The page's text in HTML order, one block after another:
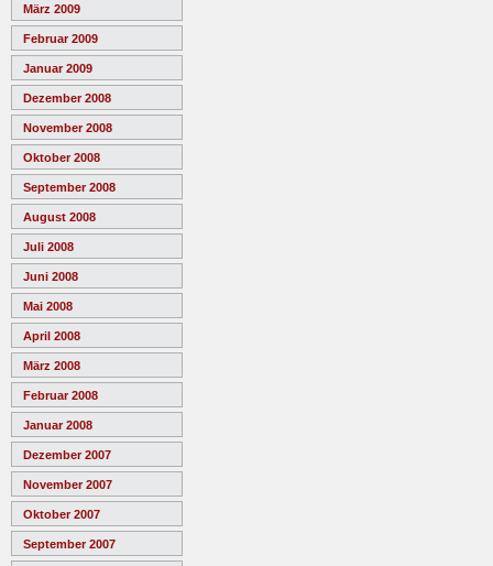
März 2009
Februar 2009
Januar 2009
Dezember 2008
November 2008
Oktober 2008
September 2008
August 2008
Juli 2008
Juni 2008
Mai 2008
April 2008
März 2008
Februar 2008
Januar 2008
Dezember 2007
November 2007
Oktober 2007
September 2007